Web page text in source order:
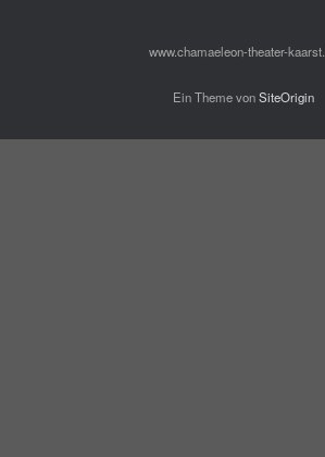
www.chamaeleon-theater-
Ein Theme vonSiteOrigin